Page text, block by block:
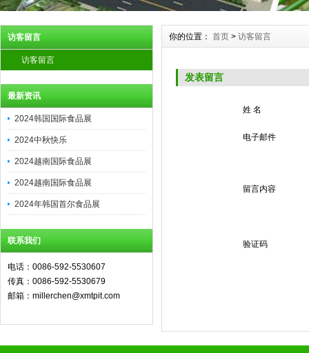
访客留言
访客留言
最新资讯
2024韩国国际食品展
2024中秋快乐
2024越南国际食品展
2024越南国际食品展
2024年韩国首尔食品展
联系我们
电话：0086-592-5530607
传真：0086-592-5530679
邮箱：millerchen@xmtpit.com
你的位置： 首页 > 访客留言
发表留言
姓 名
电子邮件
留言内容
验证码